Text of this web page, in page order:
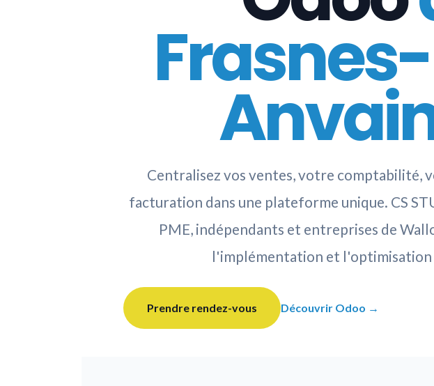
Centralisez vos ventes, votre comptabilité,
facturation dans une plateforme unique. CS
PME, indépendants et entreprises de
l'implémentation et
Prendre rendez-vous Découvrir Odoo →